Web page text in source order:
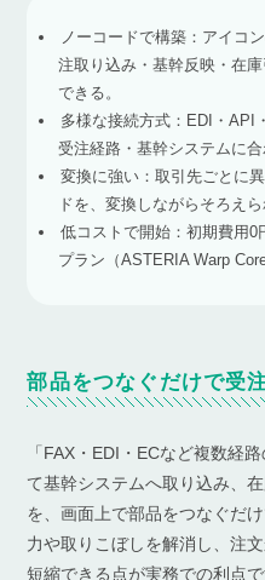
ノーコードで構築：アイコ
注取り込み・基幹反映・在
できる。
多様な接続方式：EDI・API
受注経路・基幹システムに合
変換に強い：取引先ごとに
ドを、変換しながらそろえら
低コストで開始：初期費用0
プラン（ASTERIA Warp
部品をつなぐだけで受
「FAX・EDI・ECなど複数経
て基幹システムへ取り込み、
を、画面上で部品をつなぐだ
力や取りこぼしを解消し、注
短縮できる点が実務での利点